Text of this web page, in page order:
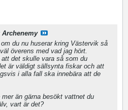
Archenemy
du nu huserar kring Västervik så
överens med vad jag hört.
det skulle vara så som du
är väldigt sällsynta fiskar och att
i alla fall ska innebära att de
än gärna besökt vattnet du
vart är det?